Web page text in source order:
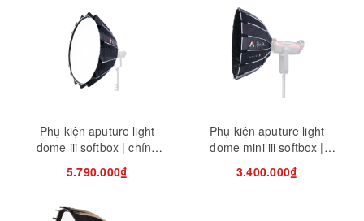
Phụ kiện aputure light
dome iii softbox | chính
hãng ( full vat )
5.790.000₫
Phụ kiện aputure light
dome mini iii softbox |
chính hãng ( full vat )
3.400.000₫